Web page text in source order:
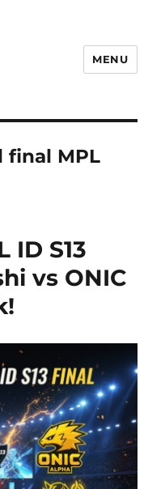
Jackpot
MENU
final MPL
ID S13
vs ONIC